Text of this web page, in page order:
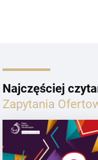
Najczęściej
Zapytania